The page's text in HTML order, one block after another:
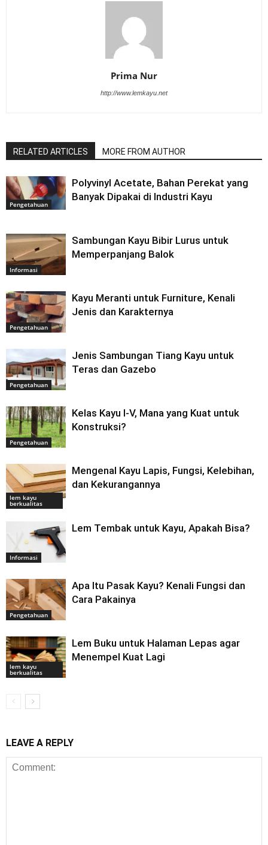
Prima Nur
http://www.lemkayu.net
RELATED ARTICLES MORE FROM AUTHOR
Pengetahuan
Polyvinyl Acetate, Bahan Perekat yang
Banyak Dipakai di Industri Kayu
Informasi
Sambungan Kayu Bibir Lurus untuk
Memperpanjang Balok
Pengetahuan
Kayu Meranti untuk Furniture, Kenali
Jenis dan Karakternya
Pengetahuan
Jenis Sambungan Tiang Kayu untuk
Teras dan Gazebo
Pengetahuan
Kelas Kayu I-V, Mana yang Kuat untuk
Konstruksi?
lem kayu
berkualitas
Mengenal Kayu Lapis, Fungsi, Kelebihan,
dan Kekurangannya
Informasi
Lem Tembak untuk Kayu, Apakah Bisa?
Pengetahuan
Apa Itu Pasak Kayu? Kenali Fungsi dan
Cara Pakainya
lem kayu
berkualitas
Lem Buku untuk Halaman Lepas agar
Menempel Kuat Lagi
LEAVE A REPLY